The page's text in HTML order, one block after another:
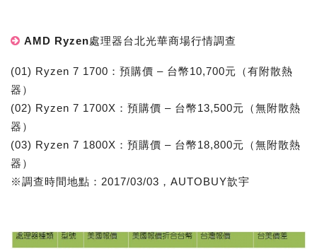
AMD Ryzen處理器台北光華商場行情調查
(01) Ryzen 7 1700：預購價 – 台幣10,700元（有附散熱
器）
(02) Ryzen 7 1700X：預購價 – 台幣13,500元（無附散熱
器）
(03) Ryzen 7 1800X：預購價 – 台幣18,800元（無附散熱
器）
※調查時間地點：2017/03/03，AUTOBUY歆宇